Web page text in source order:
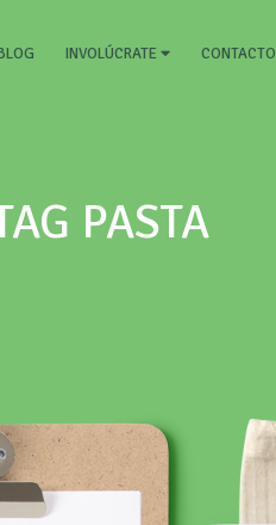
INVOLÚCRATE CONTACTO
PASTA